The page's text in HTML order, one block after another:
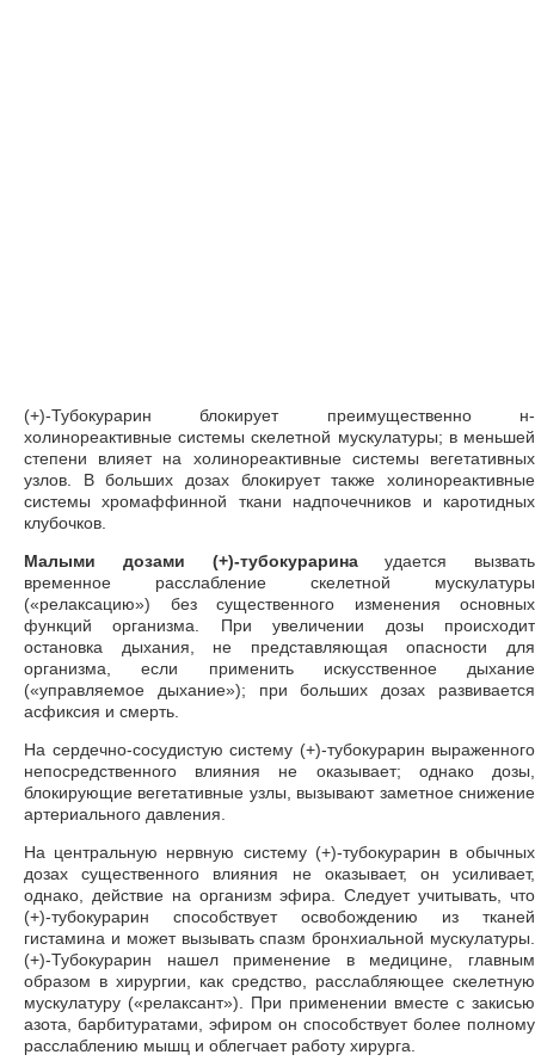
(+)-Тубокурарин блокирует преимущественно н-
холинореактивные системы скелетной мускулатуры; в меньшей
степени влияет на холинореактивные системы вегетативных
узлов. В больших дозах блокирует также холинореактивные
системы хромаффинной ткани надпочечников и каротидных
клубочков.
Малыми дозами (+)-тубокураринаудается вызвать
временное расслабление скелетной мускулатуры
(«релаксацию») без существенного изменения основных
функций организма. При увеличении дозы происходит
остановка дыхания, не представляющая опасности для
организма, если применить искусственное дыхание
(«управляемое дыхание»); при больших дозах развивается
асфиксия и смерть.
На сердечно-сосудистую систему (+)-тубокурарин выраженного
непосредственного влияния не оказывает; однако дозы,
блокирующие вегетативные узлы, вызывают заметное снижение
артериального давления.
На центральную нервную систему (+)-тубокурарин в обычных
дозах существенного влияния не оказывает, он усиливает,
однако, действие на организм эфира. Следует учитывать, что
(+)-тубокурарин способствует освобождению из тканей
гистамина и может вызывать спазм бронхиальной мускулатуры.
(+)-Тубокурарин нашел применение в медицине, главным
образом в хирургии, как средство, расслабляющее скелетную
мускулатуру («релаксант»). При применении вместе с закисью
азота, барбитуратами, эфиром он способствует более полному
расслаблению мышц и облегчает работу хирурга.